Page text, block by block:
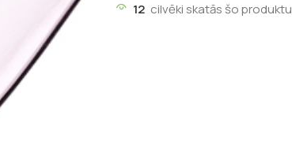
12 cilvēki skatās šo produktu